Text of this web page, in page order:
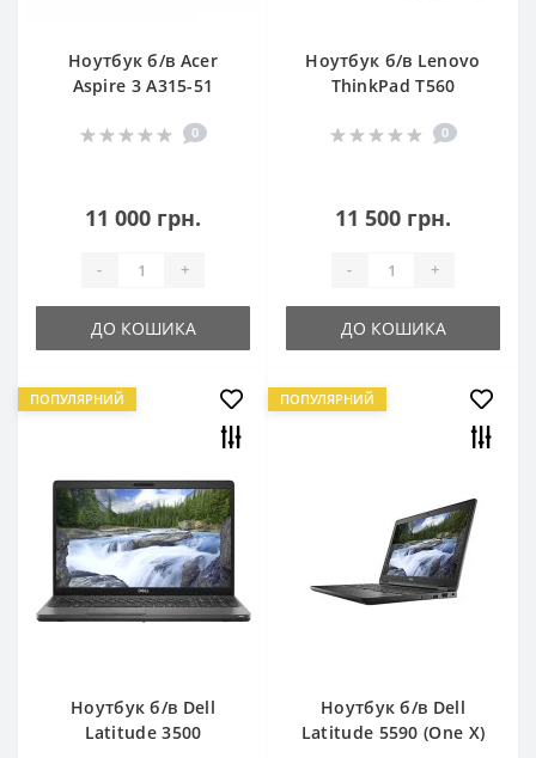
Ноутбук б/в Acer
Aspire 3 A315-51
0
11 000 грн.
- +
ДО КОШИКА
Ноутбук б/в Lenovo
ThinkPad T560
0
11 500 грн.
- +
ДО КОШИКА
ПОПУЛЯРНИЙ
Ноутбук б/в Dell
Latitude 3500
ПОПУЛЯРНИЙ
Ноутбук б/в Dell
Latitude 5590 (One X)